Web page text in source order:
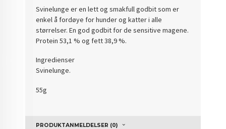
Svinelunge er en lett og smakfull godbit som er
enkel å fordøye for hunder og katter i alle
størrelser. En god godbit for de sensitive magene.
Protein 53,1 % og fett 38,9 %.
Ingredienser
Svinelunge.
55g
PRODUKTANMELDELSER (0)